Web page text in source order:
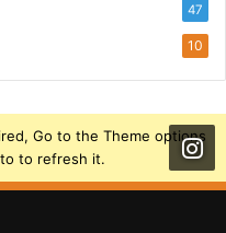
47
10
Go to the Theme options
to refresh it.